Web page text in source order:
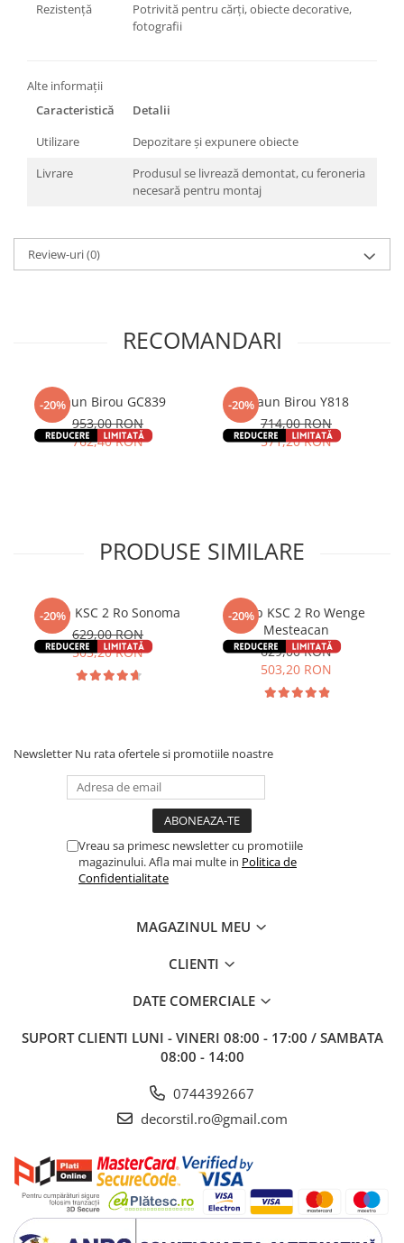
Rezistență
Potrivită pentru cărți, obiecte decorative,
fotografii
Alte informații
Caracteristică
Detalii
Utilizare
Depozitare și expunere obiecte
Livrare
Produsul se livrează demontat, cu feroneria
necesară pentru montaj
Review-uri(0)
RECOMANDARI
-20%
Scaun Birou GC839
953,00 RON
762,40 RON
-20%Scaun Birou Y818
714,00 RON
571,20 RON
PRODUSE SIMILARE
-20%
Dulap KSC 2 Ro Sonoma
629,00 RON
503,20 RON
-20%
Dulap KSC 2 Ro Wenge
Mesteacan
629,00 RON
503,20 RON
Newsletter Nu rata ofertele si promotiile noastre
Vreau sa primesc newsletter cu promotiile
magazinului. Afla mai multe in Politica de
Confidentialitate
MAGAZINUL MEU
CLIENTI
DATE COMERCIALE
SUPORT CLIENTI LUNI - VINERI 08:00 - 17:00 / SAMBATA
08:00 - 14:00
0744392667
decorstil.ro@gmail.com